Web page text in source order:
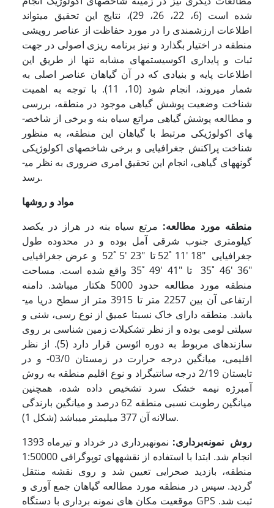
شده است (6، 22، 26، 29)، نتایج این تحقیق می­تواند
اطلاعات ارزشمندی را در مورد حفاظت از عناصر رویشی
منطقه در اختیار بگذارد و نیز برنامه ریزی اصولی در جهت
ثبات و پایداری اکوسیستم­های مشابه تنها از طریق این
اطلاعات پایه و بنیادی که در آن گیاهان عناصر اصلی به
شمار می­روند، انجام شود (10، 11). با توجه به اهمیت
شناخت وضعیت پوشش گیاهی موجود در منطقه، بررسی
و مطالعه پوشش گیاهی مراتع سیاه بنه و برخی از شاخص­
های اکولوژیکی مرتبط با گیاهان این منطقه، به منظور
شناخت پراکنش جغرافیایی و برخی شاخص­های اکولوژیکی
گونه­های گیاهی، انجام این تحقیق امری ضروری به نظر می­
رسد.
مواد و روشها
منطقه مورد مطالعه: مرتع سیاه بنه در هراز در یکصد
کیلومتری جنوب شرقی آمل بوده و در محدوده طول
جغرافیایی "18 '11 ˚52
تا
"23 '5 ˚52 و عرض جغرافیایی
"36 '46 ˚35 تا "41 '49 ˚35 واقع شده است. مساحت
منطقه مورد مطالعه حدود 5000 هکتار می­باشد. دامنه
ارتفاعی آن بین 2257 متر تا 3915 متر از سطح دریا می­
باشد. منطقه دارای خاک نسبتا عمیق از نوع رسی، شنی و
سیلتی لومی بوده و از نظر تشکیلات زمین شناسی بر روی
سازند­های مربوط به دوره ائوسن قرار دارد (5). از نظر
اقلیمی، میانگین درجه حرارت در زمستان 03/0- و در
تابستان 2/19 درجه سانتیگراد و نوع اقلیم منطقه به روش
آمبرژه نیمه خشک سرد تشخیص داده شده، همچنین
میانگین رطوبت نسبی منطقه 62 درصد و میانگین بارندگی
سالانه آن 377 میلی­متر می­باشد (شکل 1).
روش نمونه‌برداری:
نمونه­برداری در خرداد و تیرماه 1393
انجام شد. ابتدا با استفاده از نقشه­های توپوگرافی 1:50000
منطقه، بازدید صحرایی تعیین شد و روی نقشه منتقل
گردید. سپس در منطقه مورد مطالعه گیاهان جمع آوری و
موقعیت مکان های نمونه برداری با دستگاه GPS ثبت شد.